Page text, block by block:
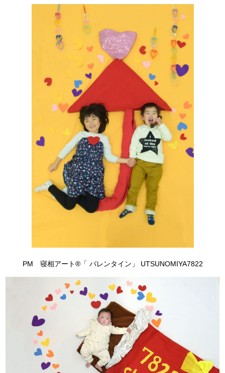
PM 寝相アート®「 バレンタイン」 UTSUNOMIYA7822